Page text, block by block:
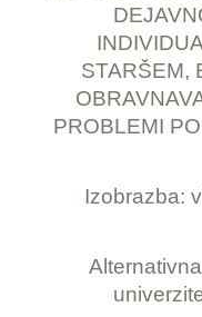
STARŠEM,
PROBLEMI
Izobrazba: